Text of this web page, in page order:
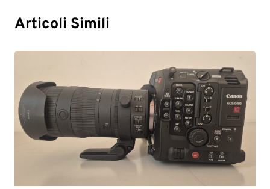
Articoli Simili